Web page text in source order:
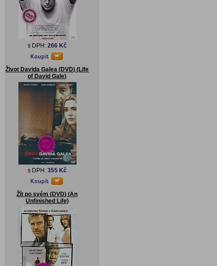
s DPH: 266 Kč
Život Davida Galea (DVD) (Life
of David Gale)
s DPH: 355 Kč
Žít po svém (DVD) (An
Unfinished Life)